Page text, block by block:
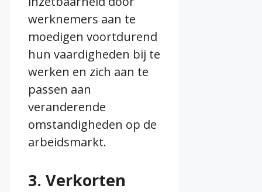
werknemers aan te
moedigen voortdurend
hun vaardigheden bij te
werken en zich aan te
passen aan
veranderende
omstandigheden op de
arbeidsmarkt.
3. Verkorten